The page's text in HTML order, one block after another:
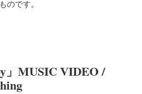
のです。
」MUSIC VIDEO /